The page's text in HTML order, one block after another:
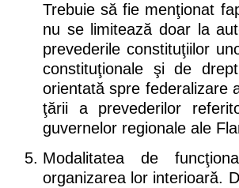
Trebuie să fie menţionat
nu se limitează doar la
prevederile constituţiilor
constituţionale şi de
orientată spre federalizare
ţării a prevederilor
guvernelor regionale ale
Modalitatea de
organizarea lor interioară.